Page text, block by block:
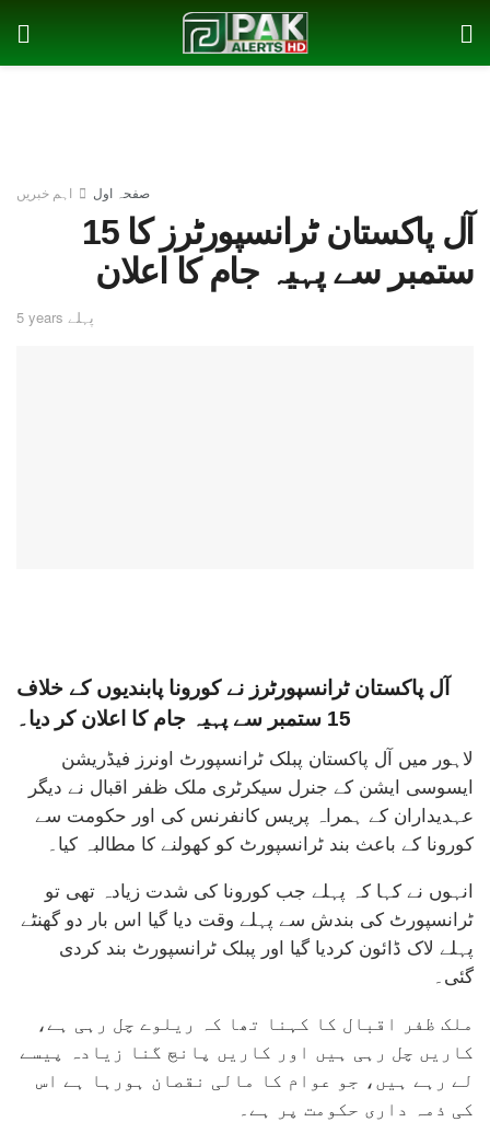
صفحہ اول اہم خبریں
آل پاکستان ٹرانسپورٹرز کا 15
ستمبر سے پہیہ جام کا اعلان
5 years پہلے
آل پاکستان ٹرانسپورٹرز نے کورونا پابندیوں کے خلاف
15 ستمبر سے پہیہ جام کا اعلان کر دیا۔
لاہور میں آل پاکستان پبلک ٹرانسپورٹ اونرز فیڈریشن
ایسوسی ایشن کے جنرل سیکرٹری ملک ظفر اقبال نے دیگر
عہدیداران کے ہمراہ پریس کانفرنس کی اور حکومت سے
کورونا کے باعث بند ٹرانسپورٹ کو کھولنے کا مطالبہ کیا۔
انہوں نے کہا کہ پہلے جب کورونا کی شدت زیادہ تھی تو
ٹرانسپورٹ کی بندش سے پہلے وقت دیا گیا اس بار دو گھنٹے
پہلے لاک ڈائون کردیا گیا اور پبلک ٹرانسپورٹ بند کردی
گئی۔
ملک ظفر اقبال کا کہنا تھا کہ ریلوے چل رہی ہے،
کاریں چل رہی ہیں اور کاریں پانچ گنا زیادہ پیسے
لے رہے ہیں، جو عوام کا مالی نقصان ہورہا ہے اس
کی ذمہ داری حکومت پر ہے۔